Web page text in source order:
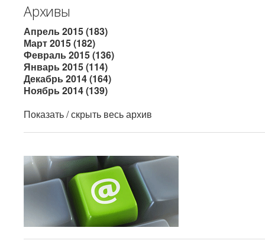
Архивы
Апрель 2015 (183)
Март 2015 (182)
Февраль 2015 (136)
Январь 2015 (114)
Декабрь 2014 (164)
Ноябрь 2014 (139)
Показать / скрыть весь архив